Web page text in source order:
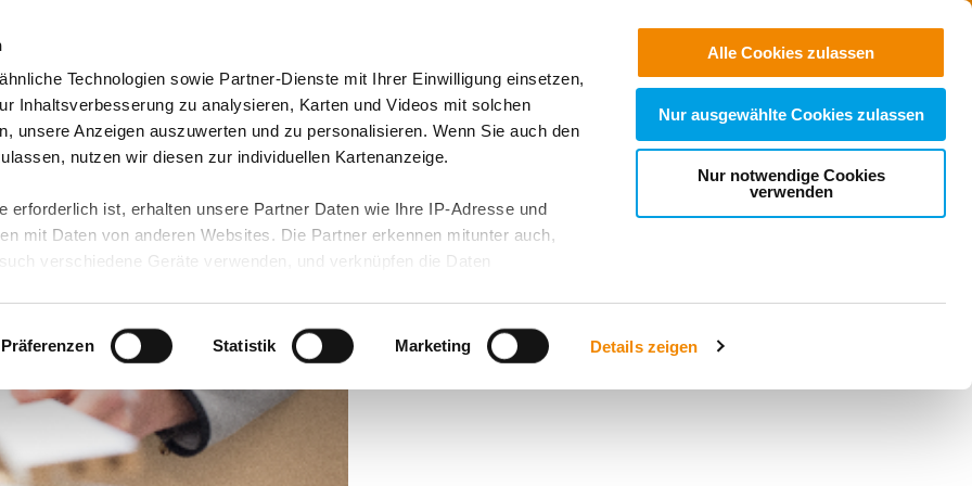
Technologien sowie Partner-Dienste mit Ihrer Einwilligung einsetzen,
Inhaltsverbesserung zu analysieren, Karten und Videos mit solchen
unsere Anzeigen auszuwerten und zu personalisieren. Wenn Sie auch den
nutzen wir diesen zur individuellen Kartenanzeige.
erforderlich ist, erhalten unsere Partner Daten wie Ihre IP-Adresse und
mit Daten von anderen Websites. Die Partner erkennen mitunter auch,
verschiedene Geräte verwenden, und verknüpfen die Daten
Daten führen kann.
unserenDatenschutzhinweisenund in unsererCookie-Übersicht. Wenn
Funktionen für diese Zwecke aktiviert sind, müssen Sie alle Cookie-
können mittels nachfolgender Buttons über Ihre Einwilligung für diese
erteilte Einwilligung stets für die Zukunft widerrufen. Bitte beachten Sie:
Präferenzen Statistik Marketing Details zeigen
Alle Cookies zulassen
Nur ausgewählte Cookies zulassen
Nur notwendige Cookies
verwenden
Suchen
Informationen
+
Support
sich neu aus